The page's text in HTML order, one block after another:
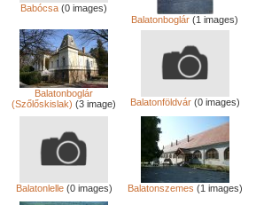
Babócsa (0 images)
Balatonboglár (1 images)
Balatonboglár
(Szőlőskislak) (3 image) Balatonföldvár(0 images)
Balatonlelle(0 images) Balatonszemes (1 images)